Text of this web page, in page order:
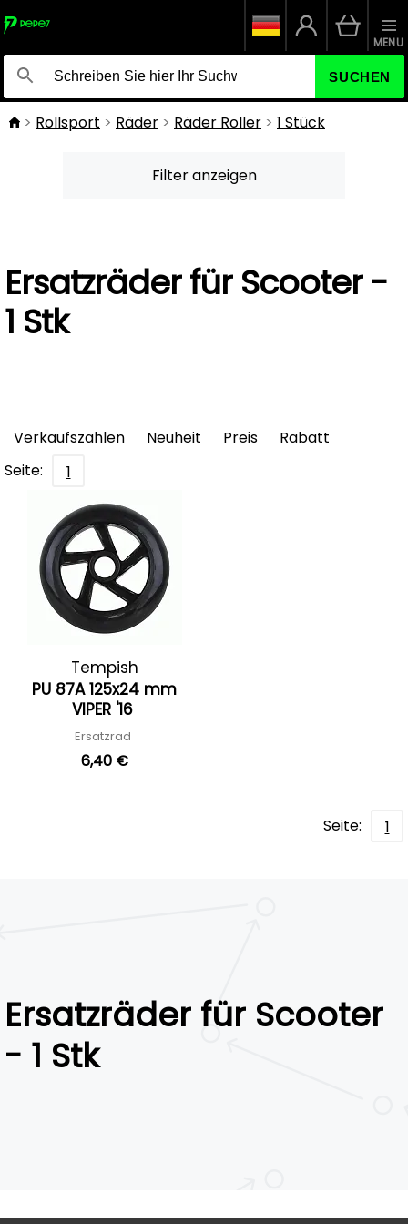
SUCHEN
MENU
Rollsport Räder Räder Roller 1 Stück
Filter anzeigen
Ersatzräder für Scooter -
1 Stk
Verkaufszahlen Neuheit Preis
Rabatt
Seite:
1
Tempish
PU 87A 125x24 mm
VIPER '16
Ersatzrad
6,40 €
Seite: 1
Ersatzräder für Scooter
- 1 Stk